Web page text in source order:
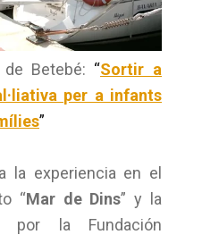
Betebé: “Sortir a
per a infants
”
la experiencia en el
“Mar de Dins” y la
por la Fundación